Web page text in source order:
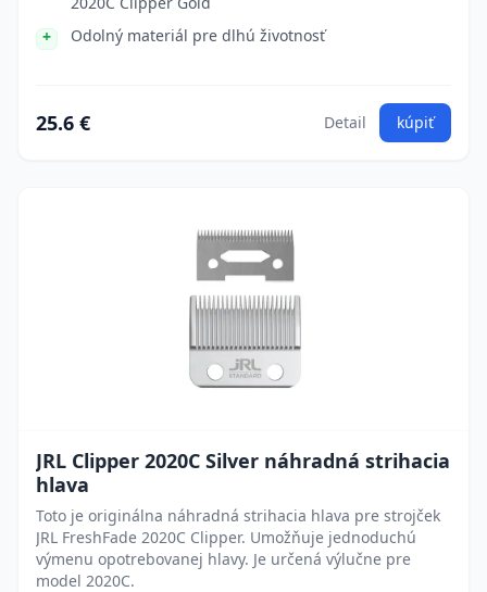
Odolný materiál pre dlhú životnosť
25.6 € Detail kúpiť
JRL Clipper 2020C Silver náhradná strihacia
hlava
Toto je originálna náhradná strihacia hlava pre strojček
JRL FreshFade 2020C Clipper. Umožňuje jednoduchú
výmenu opotrebovanej hlavy. Je určená výlučne pre
model 2020C.